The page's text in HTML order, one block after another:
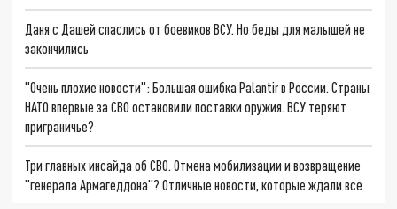
Даня с Дашей спаслись от боевиков ВСУ. Но беды для малышей не
закончились
"Очень плохие новости": Большая ошибка Palantir в России. Страны
НАТО впервые за СВО остановили поставки оружия. ВСУ теряют
приграничье?
Три главных инсайда об СВО. Отмена мобилизации и возвращение
"генерала Армагеддона"? Отличные новости, которые ждали все